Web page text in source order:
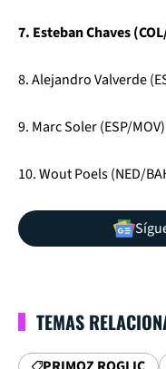
7. Esteban Chaves
8. Alejandro Valverde
9. Marc Soler (ESP/
10. Wout Poels (NED/
TEMAS